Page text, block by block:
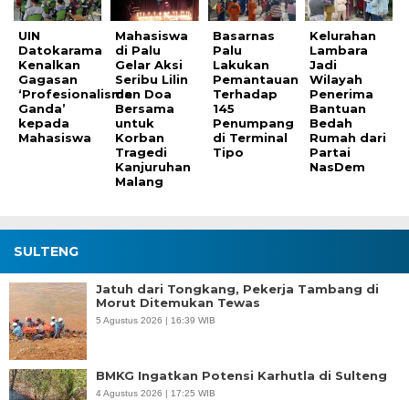
UIN
Datokarama
Kenalkan
Gagasan
‘Profesionalisme
Ganda’
kepada
Mahasiswa
Mahasiswa
di Palu
Gelar Aksi
Seribu Lilin
dan Doa
Bersama
untuk
Korban
Tragedi
Kanjuruhan
Malang
Basarnas
Palu
Lakukan
Pemantauan
Terhadap
145
Penumpang
di Terminal
Tipo
Kelurahan
Lambara
Jadi
Wilayah
Penerima
Bantuan
Bedah
Rumah dari
Partai
NasDem
SULTENG
Jatuh dari Tongkang, Pekerja Tambang di
Morut Ditemukan Tewas
5 Agustus 2026 | 16:39 WIB
BMKG Ingatkan Potensi Karhutla di Sulteng
4 Agustus 2026 | 17:25 WIB